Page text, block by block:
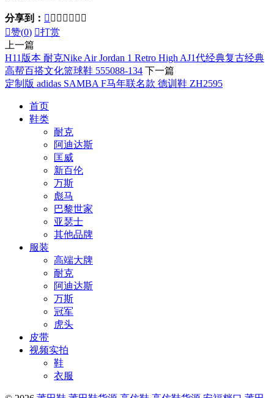
分享到：       
赞(0) 打赏
上一篇
H11版本 耐克Nike Air Jordan 1 Retro High AJ1代经典复古经典
高帮百搭文化篮球鞋 555088-134 下一篇
定制版 adidas SAMBA F马年联名款 德训鞋 ZH2595
首页
鞋类
耐克
阿迪达斯
匡威
新百伦
万斯
彪马
巴黎世家
亚瑟士
其他品牌
服装
高端大牌
耐克
阿迪达斯
万斯
冠军
虎头
皮带
视频实拍
鞋
衣服